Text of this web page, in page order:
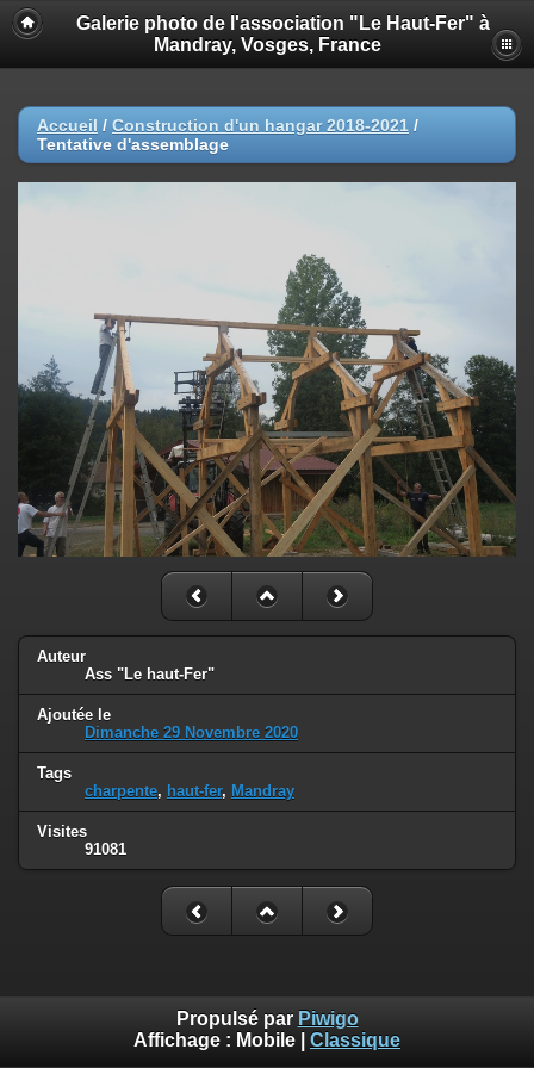
Galerie photo de l'association "Le Haut-Fer" à
Mandray, Vosges, France
Accueil / Construction d'un hangar 2018-2021 /
Tentative d'assemblage
Auteur
Ass "Le haut-Fer"
Ajoutée le
Dimanche 29 Novembre 2020
Tags
charpente, haut-fer, Mandray
Visites
91081
Propulsé par Piwigo
Affichage : Mobile Classique